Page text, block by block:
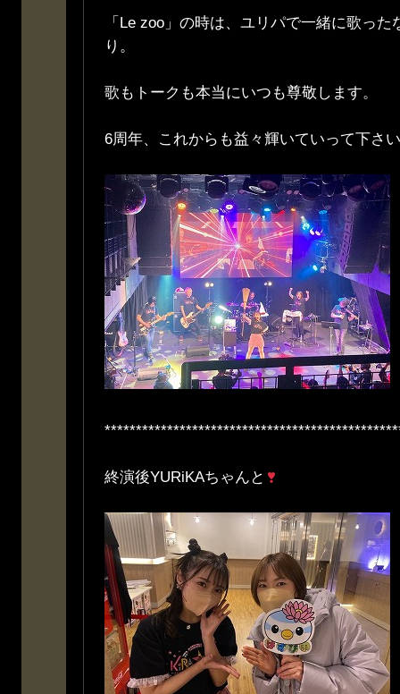
「Le zoo」の時は、ユリパで一緒に歌っ
り。
歌もトークも本当にいつも尊敬します。
6周年、これからも益々輝いていって下さい
終演後YURiKAちゃんと